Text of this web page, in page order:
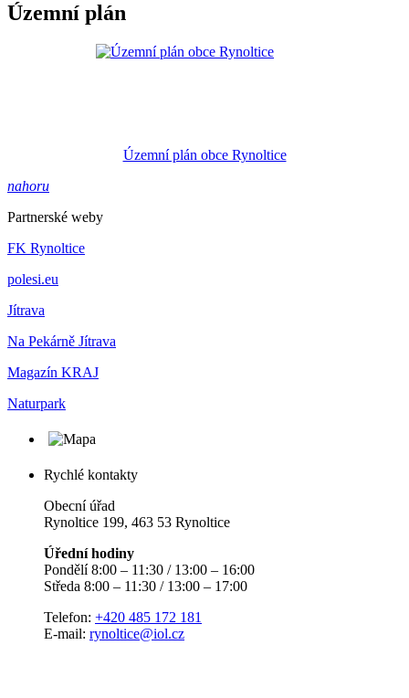
Územní plán
Územní plán obce Rynoltice
nahoru
Partnerské weby
FK Rynoltice
polesi.eu
Jítrava
Na Pekárně Jítrava
Magazín KRAJ
Naturpark
Rychlé kontakty
Obecní úřad
Rynoltice 199, 463 53 Rynoltice
Úřední hodiny
Pondělí 8:00 – 11:30 / 13:00 – 16:00
Středa 8:00 – 11:30 / 13:00 – 17:00
Telefon: +420 485 172 181
E-mail: rynoltice@iol.cz